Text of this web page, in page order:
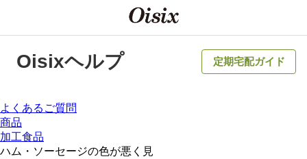
Oisixヘルプ 定期宅配ガイド
よくあるご質問
商品
加工食品
ハム・ソーセージの色が悪く見